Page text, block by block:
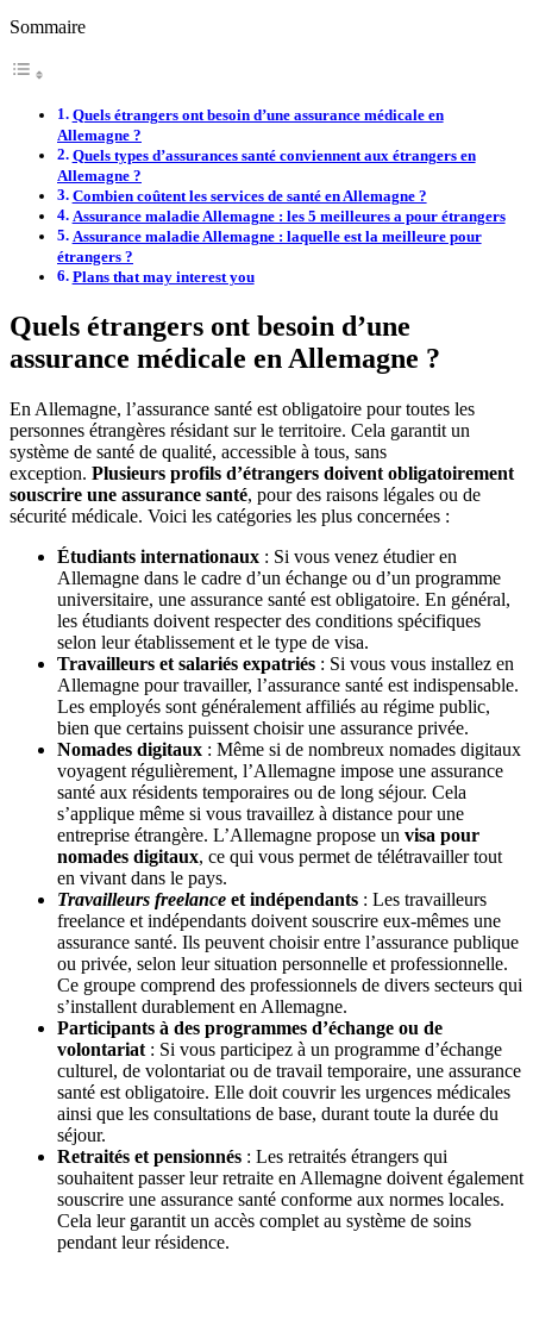
Sommaire
Quels étrangers ont besoin d’une assurance médicale en
Allemagne ?
Quels types d’assurances santé conviennent aux étrangers en
Allemagne ?
Combien coûtent les services de santé en Allemagne ?
Assurance maladie Allemagne : les 5 meilleures a pour étrangers
Assurance maladie Allemagne : laquelle est la meilleure pour
étrangers ?
Plans that may interest you
Quels étrangers ont besoin d’une
assurance médicale en Allemagne ?
En Allemagne, l’assurance santé est obligatoire pour toutes les
personnes étrangères résidant sur le territoire. Cela garantit un
système de santé de qualité, accessible à tous, sans
exception. Plusieurs profils d’étrangers doivent obligatoirement
souscrire une assurance santé, pour des raisons légales ou de
sécurité médicale. Voici les catégories les plus concernées :
Étudiants internationaux : Si vous venez étudier en
Allemagne dans le cadre d’un échange ou d’un programme
universitaire, une assurance santé est obligatoire. En général,
les étudiants doivent respecter des conditions spécifiques
selon leur établissement et le type de visa.
Travailleurs et salariés expatriés : Si vous vous installez en
Allemagne pour travailler, l’assurance santé est indispensable.
Les employés sont généralement affiliés au régime public,
bien que certains puissent choisir une assurance privée.
Nomades digitaux : Même si de nombreux nomades digitaux
voyagent régulièrement, l’Allemagne impose une assurance
santé aux résidents temporaires ou de long séjour. Cela
s’applique même si vous travaillez à distance pour une
entreprise étrangère. L’Allemagne propose un visa pour
nomades digitaux, ce qui vous permet de télétravailler tout
en vivant dans le pays.
Travailleurs freelance et indépendants : Les travailleurs
freelance et indépendants doivent souscrire eux-mêmes une
assurance santé. Ils peuvent choisir entre l’assurance publique
ou privée, selon leur situation personnelle et professionnelle.
Ce groupe comprend des professionnels de divers secteurs qui
s’installent durablement en Allemagne.
Participants à des programmes d’échange ou de
volontariat : Si vous participez à un programme d’échange
culturel, de volontariat ou de travail temporaire, une assurance
santé est obligatoire. Elle doit couvrir les urgences médicales
ainsi que les consultations de base, durant toute la durée du
séjour.
Retraités et pensionnés : Les retraités étrangers qui
souhaitent passer leur retraite en Allemagne doivent également
souscrire une assurance santé conforme aux normes locales.
Cela leur garantit un accès complet au système de soins
pendant leur résidence.